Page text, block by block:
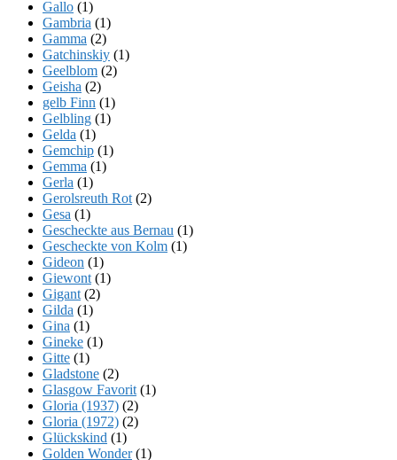
Gallo (1)
Gambria (1)
Gamma (2)
Gatchinskiy (1)
Geelblom (2)
Geisha (2)
gelb Finn (1)
Gelbling (1)
Gelda (1)
Gemchip (1)
Gemma (1)
Gerla (1)
Gerolsreuth Rot (2)
Gesa (1)
Gescheckte aus Bernau (1)
Gescheckte von Kolm (1)
Gideon (1)
Giewont (1)
Gigant (2)
Gilda (1)
Gina (1)
Gineke (1)
Gitte (1)
Gladstone (2)
Glasgow Favorit (1)
Gloria (1937) (2)
Gloria (1972) (2)
Glückskind (1)
Golden Wonder(1)